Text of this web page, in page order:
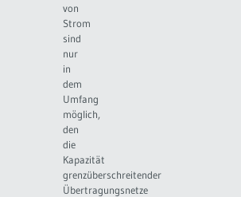
von
Strom
sind
nur
in
dem
Umfang
möglich,
den
die
Kapazität
grenzüberschreitender
Übertragungsnetze